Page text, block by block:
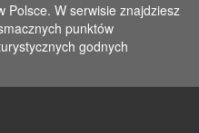
Polsce. W serwisie znajdziesz
punktów
godnych